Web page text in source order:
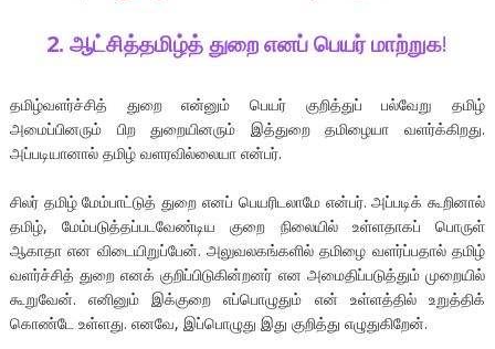
2. ஆட்சித்தமிழ்த் துறை எனப் பெயர் மாற்றுக!
தமிழ்வளர்ச்சித் துறை என்னும் பெயர் குறித்துப் பல்வேறு தமிழ்
அமைப்பினரும் பிற துறையினரும் இத்துறை தமிழையா வளர்க்கிறது.
அப்படியானால் தமிழ் வளரவில்லையா என்பர்.
சிலர் தமிழ் மேம்பாட்டுத் துறை எனப் பெயரிடலாமே என்பர். அப்படிக் கூறினால்
தமிழ், மேம்படுத்தப்படவேண்டிய குறை நிலையில் உள்ளதாகப் பொருள்
ஆகாதா என விடையிறுப்பேன். அலுவலகங்களில் தமிழை வளர்ப்பதால் தமிழ்
வளர்ச்சித் துறை எனக் குறிப்பிடுகின்றனர் என அமைதிப்படுத்தும் முறையில்
கூறுவேன். எனினும் இக்குறை எப்பொழுதும் என் உள்ளத்தில் உறுத்திக்
கொண்டே உள்ளது. எனவே, இப்பொழுது இது குறித்து எழுதுகிறேன்.